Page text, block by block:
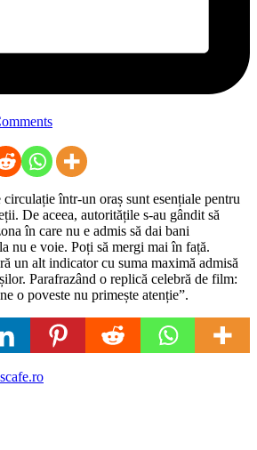
într-un oraș sunt esențiale pentru
De aceea, autoritățile s-au gândit să
în care nu e admis să dai bani
nu e voie. Poți să mergi mai în față.
un alt indicator cu suma maximă admisă
Parafrazând o replică celebră de film:
o poveste nu primește atenție”.